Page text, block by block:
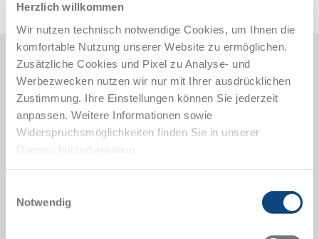
Herzlich willkommen
Wir nutzen technisch notwendige Cookies, um Ihnen die
komfortable Nutzung unserer Website zu ermöglichen.
Zusätzliche Cookies und Pixel zu Analyse- und
Werbezwecken nutzen wir nur mit Ihrer ausdrücklichen
Zustimmung. Ihre Einstellungen können Sie jederzeit
anpassen. Weitere Informationen sowie
Widerspruchsmöglichkeiten finden Sie in unserer
Datenschutzinformation.
Notwendig
Kontakt
Klinik für Kardiologie, Elektrophysiologie,
Nephrologie, Altersmedizin und Intensivmedizin
Alfried Krupp Krankenhaus
Rüttenscheid
45131 Essen